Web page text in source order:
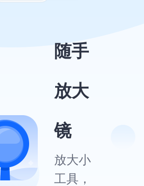
随手
放大
镜
放大小
工具，